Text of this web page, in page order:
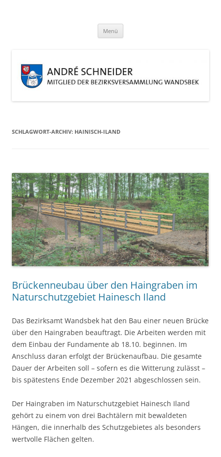
Menü
SCHLAGWORT-ARCHIV: HAINISCH-ILAND
Brückenneubau über den Haingraben im
Naturschutzgebiet Hainesch Iland
Das Bezirksamt Wandsbek hat den Bau einer neuen Brücke
über den Haingraben beauftragt. Die Arbeiten werden mit
dem Einbau der Fundamente ab 18.10. beginnen. Im
Anschluss daran erfolgt der Brückenaufbau. Die gesamte
Dauer der Arbeiten soll – sofern es die Witterung zulässt –
bis spätestens Ende Dezember 2021 abgeschlossen sein.
Der Haingraben im Naturschutzgebiet Hainesch Iland
gehört zu einem von drei Bachtälern mit bewaldeten
Hängen, die innerhalb des Schutzgebietes als besonders
wertvolle Flächen gelten.